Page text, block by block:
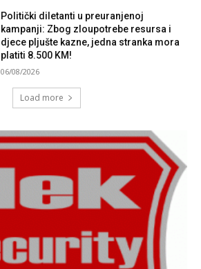
Politički diletanti u preuranjenoj
kampanji: Zbog zloupotrebe resursa i
djece pljušte kazne, jedna stranka mora
platiti 8.500 KM!
06/08/2026
Load more